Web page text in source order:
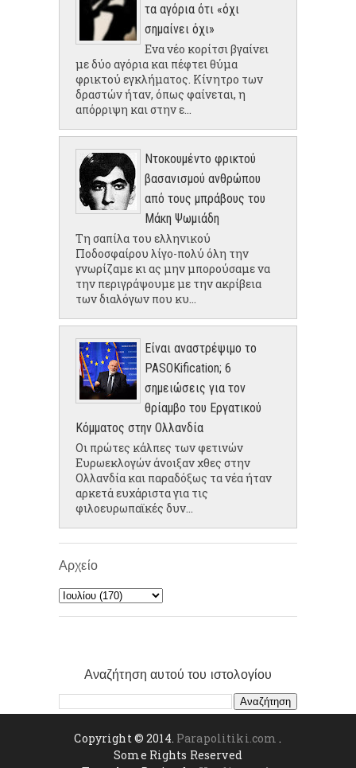
τα αγόρια ότι «όχι
σημαίνει όχι»
Ενα νέο κορίτσι βγαίνει
με δύο αγόρια και πέφτει θύμα
φρικτού εγκλήματος. Κίνητρο των
δραστών ήταν, όπως φαίνεται, η
απόρριψη και στην ε...
Ντοκουμέντο φρικτού
βασανισμού ανθρώπου
από τους μπράβους του
Μάκη Ψωμιάδη
Τη σαπίλα του ελληνικού
Ποδοσφαίρου λίγο-πολύ όλη την
γνωρίζαμε κι ας μην μπορούσαμε να
την περιγράψουμε με την ακρίβεια
των διαλόγων που κυ...
Είναι αναστρέψιμο το
PASOKification; 6
σημειώσεις για τον
θρίαμβο του Εργατικού
Κόμματος στην Ολλανδία
Οι πρώτες κάλπες των φετινών
Ευρωεκλογών άνοιξαν χθες στην
Ολλανδία και παραδόξως τα νέα ήταν
αρκετά ευχάριστα για τις
φιλοευρωπαϊκές δυν...
Αρχείο
Αναζήτηση αυτού του ιστολογίου
Copyright © 2014. Parapolitiki.com .
Some Rights Reserved